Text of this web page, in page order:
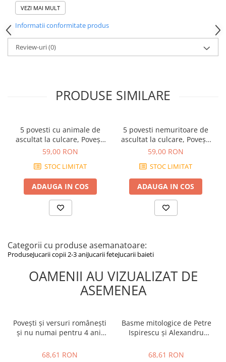
Poveștile sunt potrivite atât pentru citit împreună cu părinții, cât
din carte, copiii pot înțelege mai bine importanța empatiei și a
învățării din propriile greșeli.
Specificații:
Editura: GIRASOL
Număr pagini: 172
VEZI MAI MULT
Informatii conformitate produs
Review-uri(0)
PRODUSE SIMILARE
5 povesti cu animale de
ascultat la culcare, Povești
sub 3 minute, Editura Gama
59,00 RON
STOC LIMITAT
ADAUGA IN COS
5 povesti nemuritoare de
ascultat la culcare, Povești
sub 3 minute, Editura Gama
59,00 RON
STOC LIMITAT
ADAUGA IN COS
Categorii cu produse asemanatoare:
ProduseJucarii copii 2-3 aniJucarii feteJucarii baieti
OAMENII AU VIZUALIZAT DE
ASEMENEA
Povești și versuri românești
și nu numai pentru 4 ani,
68,61 RON
Basme mitologice de Petre
Ispirescu și Alexandru
6-7 ani +
68,61 RON